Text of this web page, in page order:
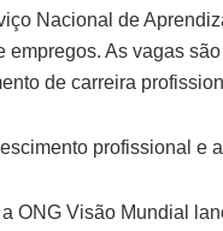
Nacional de
empregos. As vagas
de carreira
profissional e
ONG Visão Mundial